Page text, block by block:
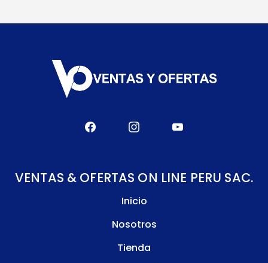
VENTAS & OFERTAS ON LINE PERU SAC.
Inicio
Nosotros
Tienda